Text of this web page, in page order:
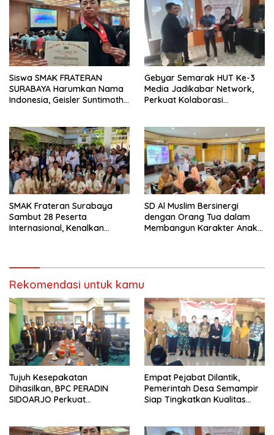
Siswa SMAK FRATERAN
SURABAYA Harumkan Nama
Indonesia, Geisler Suntimothy
Gebyar Semarak HUT Ke-3
Media Jadikabar Network,
Perkuat Kolaborasi
Pariwisata Kota Malang
SMAK Frateran Surabaya
Sambut 28 Peserta
Internasional, Kenalkan
SD Al Muslim Bersinergi
dengan Orang Tua dalam
Membangun Karakter Anak
Rekomendasi untuk kamu
Tujuh Kesepakatan
Dihasilkan, BPC PERADIN
SIDOARJO Perkuat
Empat Pejabat Dilantik,
Pemerintah Desa Semampir
Siap Tingkatkan Kualitas